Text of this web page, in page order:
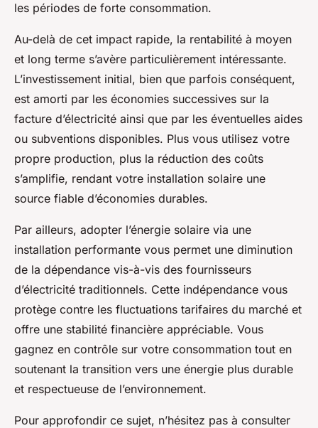
les périodes de forte consommation.
Au-delà de cet impact rapide, la rentabilité à moyen
et long terme s’avère particulièrement intéressante.
L’investissement initial, bien que parfois conséquent,
est amorti par les économies successives sur la
facture d’électricité ainsi que par les éventuelles aides
ou subventions disponibles. Plus vous utilisez votre
propre production, plus la réduction des coûts
s’amplifie, rendant votre installation solaire une
source fiable d’économies durables.
Par ailleurs, adopter l’énergie solaire via une
installation performante vous permet une diminution
de la dépendance vis-à-vis des fournisseurs
d’électricité traditionnels. Cette indépendance vous
protège contre les fluctuations tarifaires du marché et
offre une stabilité financière appréciable. Vous
gagnez en contrôle sur votre consommation tout en
soutenant la transition vers une énergie plus durable
et respectueuse de l’environnement.
Pour approfondir ce sujet, n’hésitez pas à consulter